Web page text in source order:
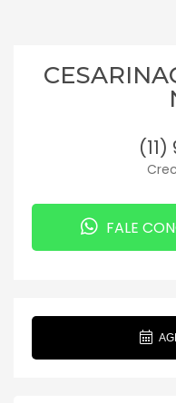
FALE